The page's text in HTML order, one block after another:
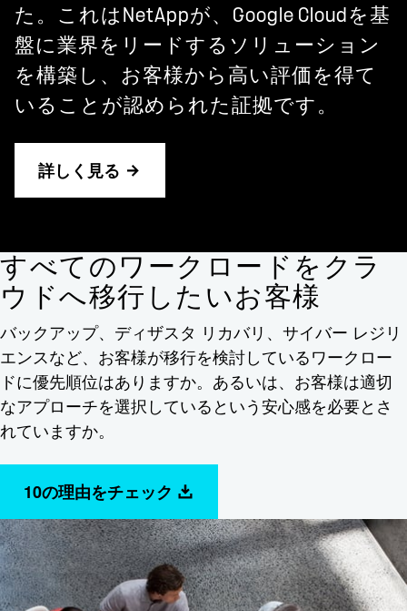
た。これはNetAppが、Google Cloudを基
盤に業界をリードするソリューション
を構築し、お客様から高い評価を得て
いることが認められた証拠です。
詳しく見る
すべてのワークロードをクラ
ウドへ移行したいお客様
バックアップ、ディザスタ リカバリ、サイバー レジリ
エンスなど、お客様が移行を検討しているワークロー
ドに優先順位はありますか。あるいは、お客様は適切
なアプローチを選択しているという安心感を必要とさ
れていますか。
10の理由をチェック